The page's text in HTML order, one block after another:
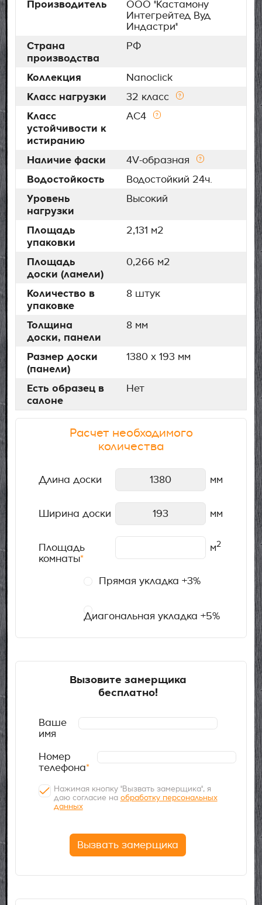
Производитель
ООО "Кастамону
Интегрейтед Вуд
Индастри"
Страна
производства
РФ
Коллекция Nanoclick
Класс нагрузки 32 класс
Класс
устойчивости к
истиранию
AC4
Наличие фаски 4V-образная
Водостойкость Водостойкий 24ч.
Уровень
нагрузки
Высокий
Площадь
упаковки
2,131 м2
Площадь
доски (ламели)
0,266 м2
Количество в
упаковке
8 штук
Толщина
доски, панели
8 мм
Размер доски
(панели)
1380 х 193 мм
Есть образец в
салоне
Нет
Расчет необходимого
количества
Длина доски мм
Ширина доски мм
Площадь
комнаты*
м2
Прямая укладка +3%
Диагональная укладка +5%
Вызовите замерщика
бесплатно!
Ваше
имя
Номер
телефона*
Нажимая кнопку "Вызвать замерщика", я
даю согласие на обработку персональных
данных
Вызвать замерщика